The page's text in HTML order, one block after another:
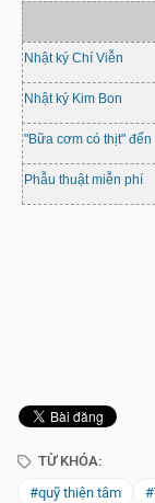
Nhật ký Chí Viễn
Nhật ký Kim Bon
"Bữa cơm có thịt"
Phẫu thuật miễn phí
TỪ KHÓA:
#quỹ thiện tâm